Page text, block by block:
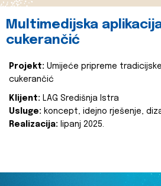
Multimedijska
cukerančić
Projekt: Umijeće pripreme
cukerančić
Klijent: LAG Središnja Istra
Usluge: koncept, idejno rješenje,
Realizacija: lipanj 2025.